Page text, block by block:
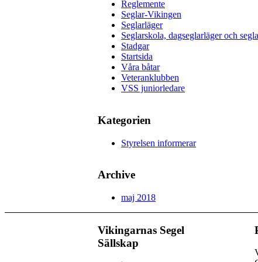
Reglemente
Seglar-Vikingen
Seglarläger
Seglarskola, dagseglarläger och
Stadgar
Startsida
Våra båtar
Veteranklubben
VSS juniorledare
Kategorien
Styrelsen informerar
Archive
maj 2018
Vikingarnas Segel
Sällskap